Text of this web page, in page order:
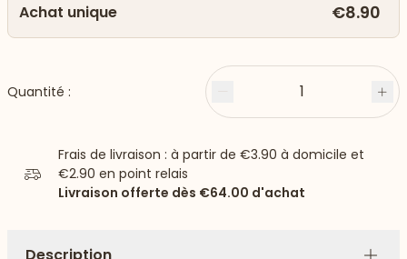
Achat unique €8.90
Quantité : Moins 1
Frais de livraison : à partir de €3.90 à domicile et
€2.90 en point relais
Livraison offerte dès €64.00 d'achat